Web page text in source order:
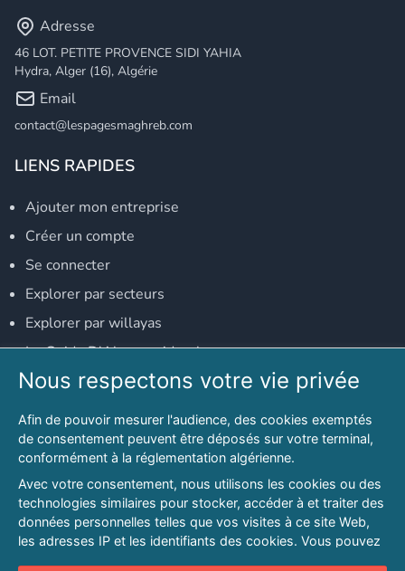
Adresse
46 LOT. PETITE PROVENCE SIDI YAHIA
Hydra, Alger (16), Algérie
Email
contact@lespagesmaghreb.com
LIENS RAPIDES
Ajouter mon entreprise
Créer un compte
Se connecter
Explorer par secteurs
Explorer par willayas
Le Guide D'Alger, guide-alger.com
NOS RÉSEAUX SOCIAUX
Notre page Facebook
Notre page LinkedIn
Notre page Instagram
Notre page Twitter
Nous respectons votre vie privée
Afin de pouvoir mesurer l'audience, des cookies exemptés
de consentement peuvent être déposés sur votre terminal,
conformément à la réglementation algérienne.
Avec votre consentement, nous utilisons les cookies ou des
technologies similaires pour stocker, accéder à et traiter des
données personnelles telles que vos visites à ce site Web,
les adresses IP et les identifiants des cookies. Vous pouvez